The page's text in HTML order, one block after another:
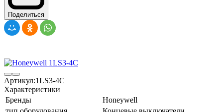
Поделиться
Артикул:1LS3-4C
Характеристики
Бренды
Honeywell